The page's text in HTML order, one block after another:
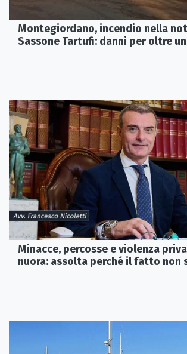
Montegiordano, incendio nella
Sassone Tartufi: danni per oltre
Minacce, percosse e violenza
nuora: assolta perché il fatto non